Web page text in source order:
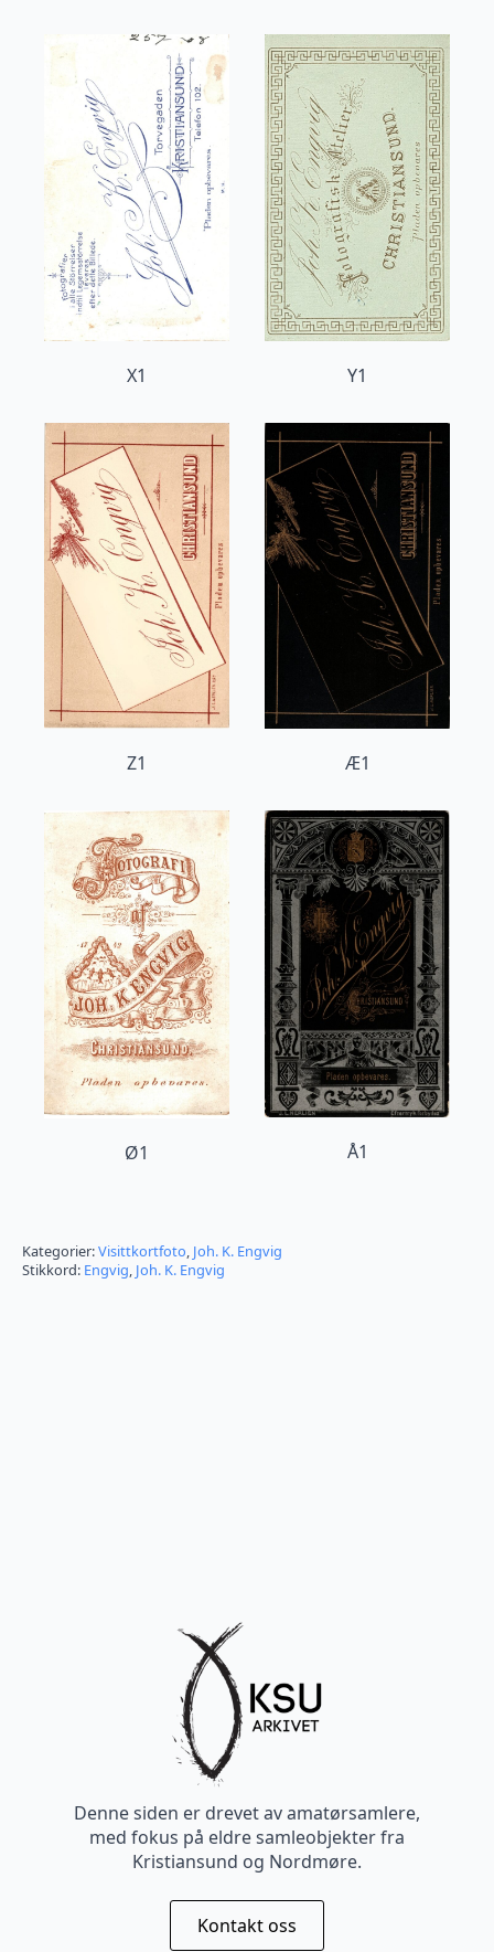
X1 Y1
Z1 Æ1
Ø1 Å1
Kategorier:Visittkortfoto, Joh. K. Engvig
Stikkord: Engvig, Joh. K. Engvig
Denne siden er drevet av amatørsamlere,
med fokus på eldre samleobjekter fra
Kristiansund og Nordmøre.
Kontakt oss